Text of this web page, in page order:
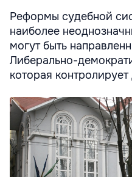
Реформы судебной
наиболее
могут быть
Либерально-
которая